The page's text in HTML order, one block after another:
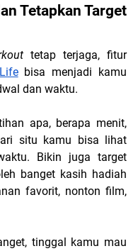
Tetapkan Target
tetap terjaga, fitur
bisa menjadi kamu
dan waktu.
apa, berapa menit,
situ kamu bisa lihat
Bikin juga target
banget kasih hadiah
favorit, nonton film,
tinggal kamu mau